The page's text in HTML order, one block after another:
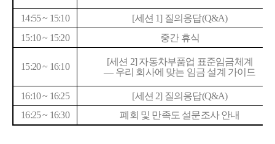
14:55 ~ 15:10 [세션 1] 질의응답(Q&A)
15:10 ~ 15:20
중간 휴식
15:20 ~ 16:10 [세션 2] 자동차부품업 표준임금체계
— 우리 회사에 맞는 임금 설계 가이드
16:10 ~ 16:25 [세션 2] 질의응답(Q&A)
16:25 ~ 16:30
폐회 및 만족도 설문조사 안내